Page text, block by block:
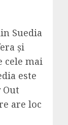
Suedia
și
cele mai
este
Out
are loc